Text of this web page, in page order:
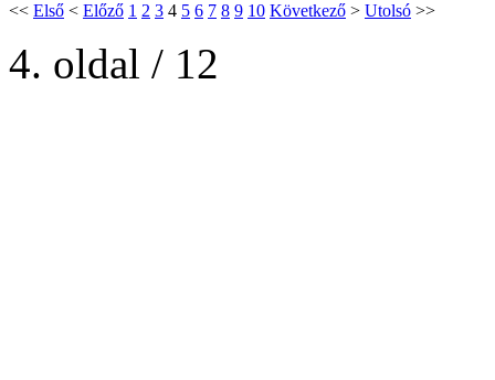
<< Első < Előző 1 2 3 4 5 6 7 8 9 10 Következő > Utolsó >>
4. oldal / 12